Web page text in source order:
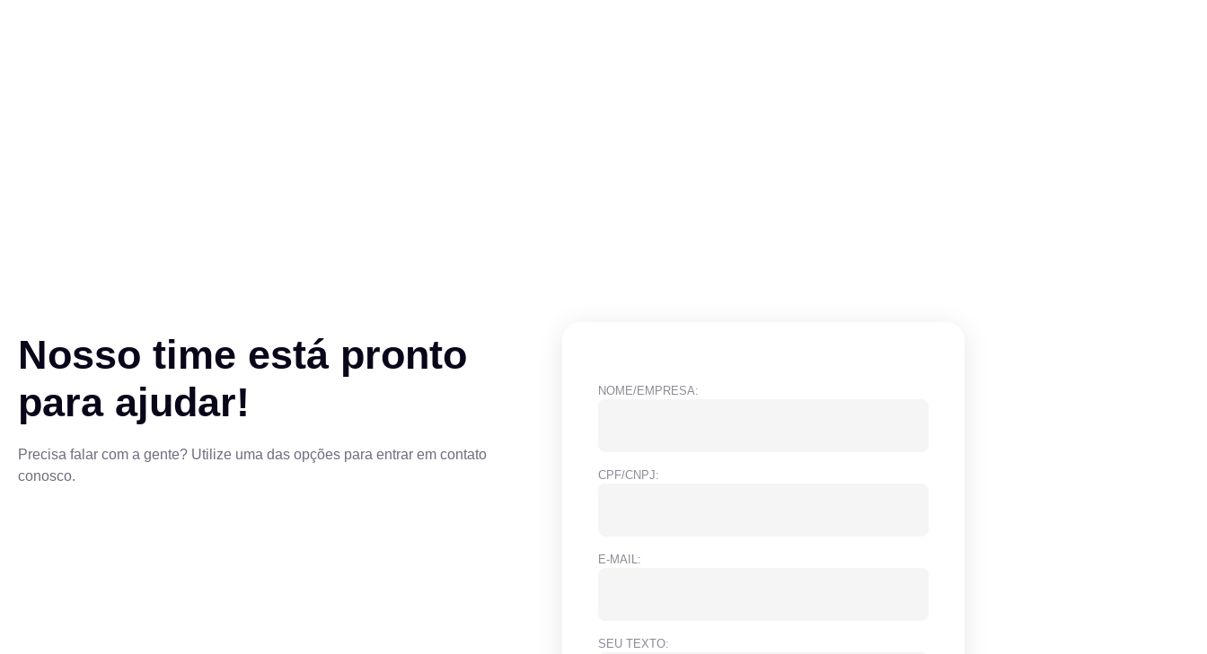
Nosso time está pronto
para ajudar!
Precisa falar com a gente? Utilize uma das opções para entrar em contato
conosco.
NOME/EMPRESA:
CPF/CNPJ:
E-MAIL:
SEU TEXTO: